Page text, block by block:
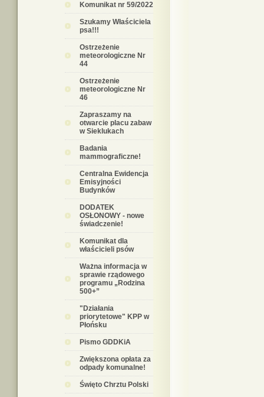
Komunikat nr 59/2022
Szukamy Właściciela
psa!!!
Ostrzeżenie
meteorologiczne Nr
44
Ostrzeżenie
meteorologiczne Nr
46
Zapraszamy na
otwarcie placu zabaw
w Sieklukach
Badania
mammograficzne!
Centralna Ewidencja
Emisyjności
Budynków
DODATEK
OSŁONOWY - nowe
świadczenie!
Komunikat dla
właścicieli psów
Ważna informacja w
sprawie rządowego
programu „Rodzina
500+”
"Działania
priorytetowe" KPP w
Płońsku
Pismo GDDKiA
Zwiększona opłata za
odpady komunalne!
Święto Chrztu Polski